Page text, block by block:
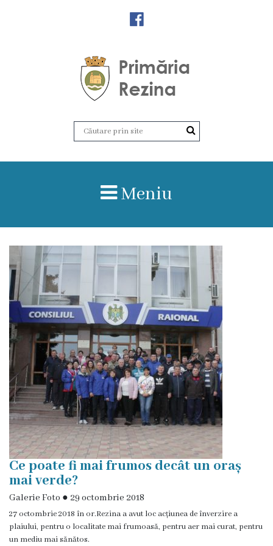
Amalgamare
în
Rezina
Primăria
Zile
de
audiență
Primarul
Aparatul
primăriei
Competențele
primarului
Meniu
Ce poate fi mai frumos decât un oraș
mai verde?
Galerie Foto ● 29 octombrie 2018
27 octombrie 2018 în or.Rezina a avut loc acțiunea de înverzire a
plaiului, pentru o localitate mai frumoasă, pentru aer mai curat, pentru
un mediu mai sănătos.